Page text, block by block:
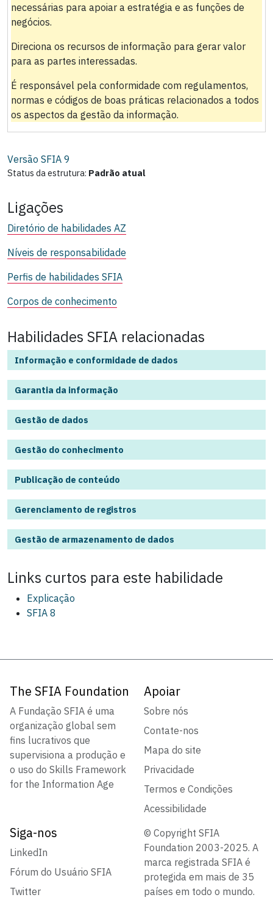
necessárias para apoiar a estratégia e as funções de
negócios.
Direciona os recursos de informação para gerar valor
para as partes interessadas.
É responsável pela conformidade com regulamentos,
normas e códigos de boas práticas relacionados a todos
os aspectos da gestão da informação.
Versão SFIA 9
Status da estrutura: Padrão atual
Ligações
Diretório de habilidades AZ
Níveis de responsabilidade
Perfis de habilidades SFIA
Corpos de conhecimento
Habilidades SFIA relacionadas
Informação e conformidade de dados
Garantia da informação
Gestão de dados
Gestão do conhecimento
Publicação de conteúdo
Gerenciamento de registros
Gestão de armazenamento de dados
Links curtos para este habilidade
Explicação
SFIA 8
The SFIA Foundation
A Fundação SFIA é uma
organização global sem
fins lucrativos que
supervisiona a produção e
o uso do Skills Framework
for the Information Age
Apoiar
Sobre nós
Contate-nos
Mapa do site
Privacidade
Termos e Condições
Acessibilidade
Siga-nos
LinkedIn
Fórum do Usuário SFIA
Twitter
© Copyright SFIA
Foundation 2003-2025. A
marca registrada SFIA é
protegida em mais de 35
países em todo o mundo.